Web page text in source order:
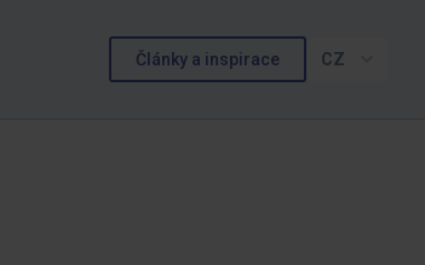
Články a inspirace CZ